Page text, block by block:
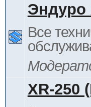
Эндуро
Все
XR-250